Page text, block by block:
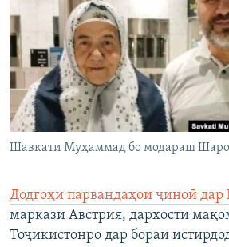
Шавкати Муҳаммад бо модараш
Додгоҳи парвандаҳои ҷиноӣ дар
маркази Австрия, дархости
Тоҷикистонро дар бораи